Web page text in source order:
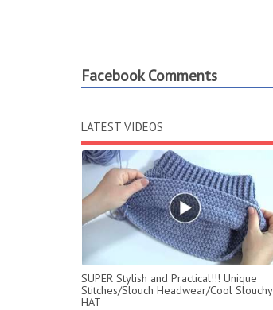
Facebook Comments
LATEST VIDEOS
SUPER Stylish and Practical!!! Unique
Stitches/Slouch Headwear/Cool Slouchy
HAT